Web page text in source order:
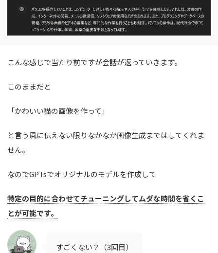
こんな感じで当たり前ですが会話が返っていきます。
このままだと
「かわいい猫の画像を作って」
と言う風に伝えない限りなかなか画像生成まではしてくれま
せん。
なのでGPTsでオリジナルのモデルを作成して
特定の目的に合わせてチューニングしてムダな時間を省くこ
とが可能です。
すごくない？（3回目）